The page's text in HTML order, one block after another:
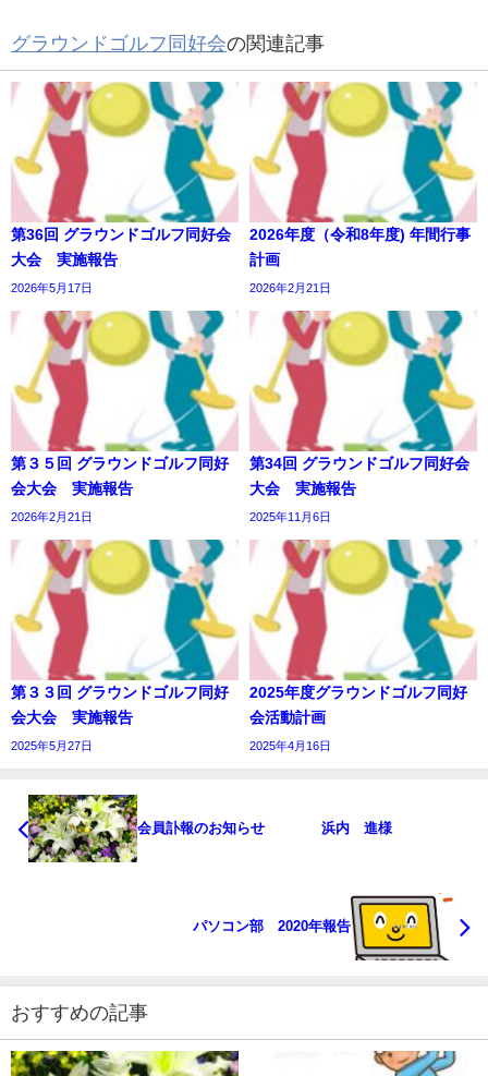
グラウンドゴルフ同好会の関連記事
第36回 グラウンドゴルフ同好会
大会 実施報告
2026年5月17日
2026年度（令和8年度) 年間行事
計画
2026年2月21日
第３５回 グラウンドゴルフ同好
会大会 実施報告
2026年2月21日
第34回 グラウンドゴルフ同好会
大会 実施報告
2025年11月6日
第３３回 グラウンドゴルフ同好
会大会 実施報告
2025年5月27日
2025年度グラウンドゴルフ同好
会活動計画
2025年4月16日
会員訃報のお知らせ 浜内 進様
パソコン部 2020年報告
おすすめの記事